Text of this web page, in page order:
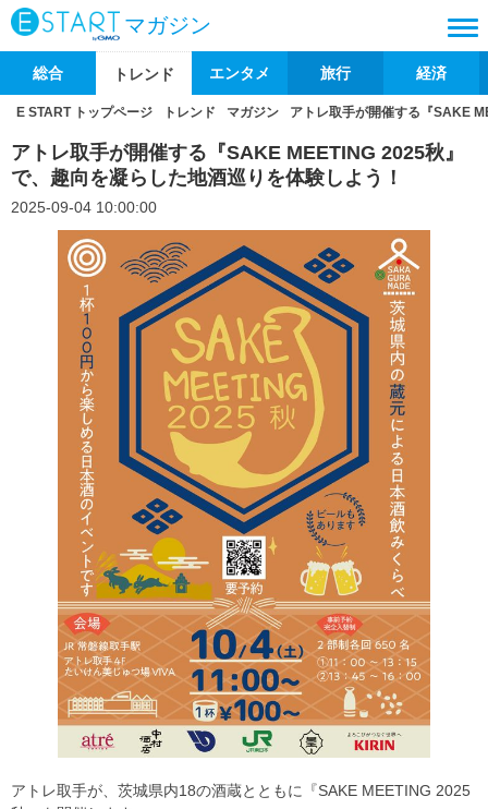
マガジン
総合 トレンド エンタメ 旅行 経済
E START トップページ トレンド マガジン アトレ取手が開催する『SAKE
アトレ取手が開催する『SAKE MEETING 2025秋』
で、趣向を凝らした地酒巡りを体験しよう！
2025-09-04 10:00:00
アトレ取手が、茨城県内18の酒蔵とともに『SAKE MEETING 2025